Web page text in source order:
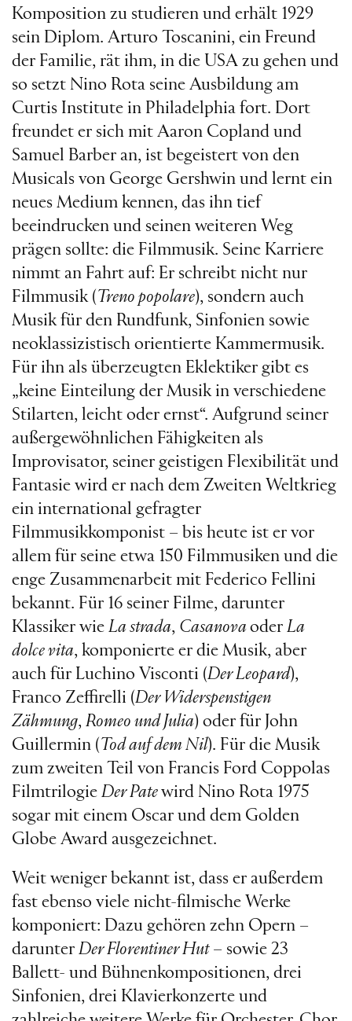
Komposition zu studieren und erhält 1929
sein Diplom. Arturo Toscanini, ein Freund
der Familie, rät ihm, in die USA zu gehen und
so setzt Nino Rota seine Ausbildung am
Curtis Institute in Philadelphia fort. Dort
freundet er sich mit Aaron Copland und
Samuel Barber an, ist begeistert von den
Musicals von George Gershwin und lernt ein
neues Medium kennen, das ihn tief
beeindrucken und seinen weiteren Weg
prägen sollte: die Filmmusik. Seine Karriere
nimmt an Fahrt auf: Er schreibt nicht nur
Filmmusik (Treno popolare), sondern auch
Musik für den Rundfunk, Sinfonien sowie
neoklassizistisch orientierte Kammermusik.
Für ihn als überzeugten Eklektiker gibt es
„keine Einteilung der Musik in verschiedene
Stilarten, leicht oder ernst“. Aufgrund seiner
außergewöhnlichen Fähigkeiten als
Improvisator, seiner geistigen Flexibilität und
Fantasie wird er nach dem Zweiten Weltkrieg
ein international gefragter
Filmmusikkomponist – bis heute ist er vor
allem für seine etwa 150 Filmmusiken und die
enge Zusammenarbeit mit Federico Fellini
bekannt. Für 16 seiner Filme, darunter
Klassiker wie La strada, Casanovaoder La
dolce vita, komponierte er die Musik, aber
auch für Luchino Visconti (Der Leopard),
Franco Zeffirelli (Der Widerspenstigen
Zähmung, Romeo und Julia) oder für John
Guillermin (Tod auf dem Nil). Für die Musik
zum zweiten Teil von Francis Ford Coppolas
Filmtrilogie Der Patewird Nino Rota 1975
sogar mit einem Oscar und dem Golden
Globe Award ausgezeichnet.
Weit weniger bekannt ist, dass er außerdem
fast ebenso viele nicht-filmische Werke
komponiert: Dazu gehören zehn Opern –
darunter Der Florentiner Hut– sowie 23
Ballett- und Bühnenkompositionen, drei
Sinfonien, drei Klavierkonzerte und